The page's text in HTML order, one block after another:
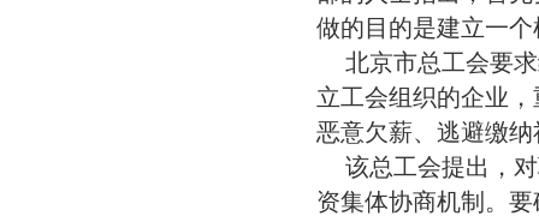
做的目的是建立一
北京市总工会要
立工会组织的企业
恶意欠薪、逃避缴
该总工会提出，
资集体协商机制。